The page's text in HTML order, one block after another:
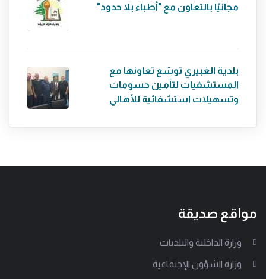
مجانيًا بالتعاون مع "أطباء بلا حدود"
بلدية الغبيري توسّع تعاونها مع
المستشفيات لتأمين حسومات
وتسهيلات استشفائية للأهالي
مواقع صديقة
وزارة الداخلية والبلديات
وزارة الشؤون الإجتماعية